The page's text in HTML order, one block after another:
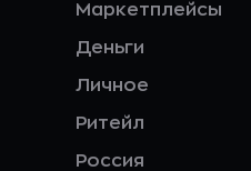
Маркетплейсы
Деньги
Личное
Ритейл
Россия